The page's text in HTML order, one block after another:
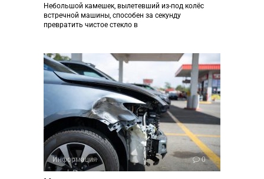
Небольшой камешек, вылетевший из-под колёс
встречной машины, способен за секунду
превратить чистое стекло в
Информация 0